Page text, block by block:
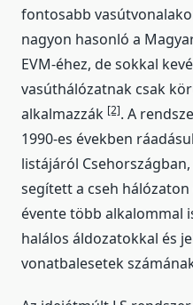
fontosabb
nagyon hasonló a
EVM-éhez, de sokkal
vasúthálózatnak csak
alkalmazzák [2]. A
1990-es években
listájáról
segített a cseh
évente több alkalommal
halálos áldozatokkal és
vonatbalesetek